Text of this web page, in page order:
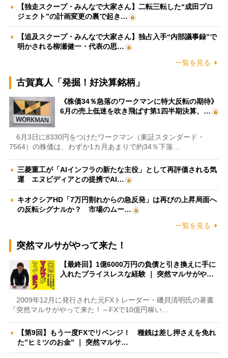
【独走スクープ・みんなで大家さん】二転三転した“成田プロ
ジェクト”の計画変更の裏で起き…
【追及スクープ・みんなで大家さん】独占入手“内部議事録”で
明かされる柳瀬健一・代表の思…
一覧を見る
古賀真人「発掘！好決算銘柄」
《株価34％急落のワークマンに特大反転の期待》
6月の売上低迷を吹き飛ばす第1四半期決算、…
6月3日に8330円をつけたワークマン（東証スタンダード・
7564）の株価は、わずか1カ月あまりで約34％下落…
三菱重工が「AIインフラの新たな主役」として再評価される気
運 エヌビディアとの提携でAI…
キオクシアHD「7万円割れからの急反発」は再びの上昇局面へ
の反転シグナルか？ 市場のムー…
一覧を見る
突然マルサがやって来た！
【最終回】1億6000万円の負債と引き換えに手に
入れたプライスレスな経験 ｜ 突然マルサがや…
2009年12月に発行された元FXトレーダー・磯貝清明氏の著書
『突然マルサがやって来た！～FXで10億円稼い…
【第9回】もう一度FXでリベンジ！ 種銭は差し押さえを免れ
た”ヒミツのお金” ｜ 突然マルサ…